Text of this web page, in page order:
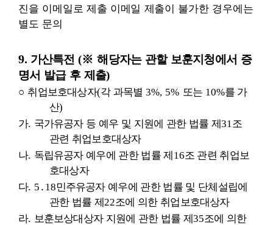
진을 이메일로 제출 이메일 제출이 불가한 경우에는
별도 문의
9. 가산특전(※해당자는 관할 보훈지청에서 증
명서 발급 후 제출)
○ 취업보호대상자(각 과목별 3%, 5% 또는 10%를 가
산)
가. 국가유공자 등 예우 및 지원에 관한 법률 제31조
관련 취업보호대상자
나. 독립유공자 예우에 관한 법률 제 16조 관련 취업보
호대상자
다. 5 ․ 18민주유공자 예우에 관한 법률 및 단체설립에
관한 법률 제22조에 의한 취업보호대상자
라. 보훈보상대상자 지원에 관한 법률 제35조에 의한